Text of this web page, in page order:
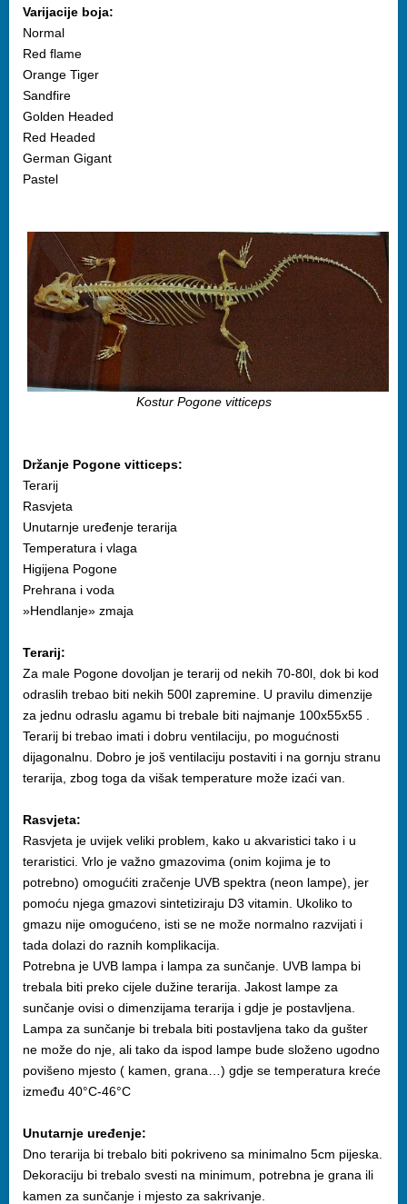
Varijacije boja:
Normal
Red flame
Orange Tiger
Sandfire
Golden Headed
Red Headed
German Gigant
Pastel
Kostur Pogone vitticeps
Držanje Pogone vitticeps:
Terarij
Rasvjeta
Unutarnje uređenje terarija
Temperatura i vlaga
Higijena Pogone
Prehrana i voda
»Hendlanje» zmaja
Terarij:
Za male Pogone dovoljan je terarij od nekih 70-80l, dok bi kod
odraslih trebao biti nekih 500l zapremine. U pravilu dimenzije
za jednu odraslu agamu bi trebale biti najmanje 100x55x55 .
Terarij bi trebao imati i dobru ventilaciju, po mogućnosti
dijagonalnu. Dobro je još ventilaciju postaviti i na gornju stranu
terarija, zbog toga da višak temperature može izaći van.
Rasvjeta:
Rasvjeta je uvijek veliki problem, kako u akvaristici tako i u
teraristici. Vrlo je važno gmazovima (onim kojima je to
potrebno) omogućiti zračenje UVB spektra (neon lampe), jer
pomoću njega gmazovi sintetiziraju D3 vitamin. Ukoliko to
gmazu nije omogućeno, isti se ne može normalno razvijati i
tada dolazi do raznih komplikacija.
Potrebna je UVB lampa i lampa za sunčanje. UVB lampa bi
trebala biti preko cijele dužine terarija. Jakost lampe za
sunčanje ovisi o dimenzijama terarija i gdje je postavljena.
Lampa za sunčanje bi trebala biti postavljena tako da gušter
ne može do nje, ali tako da ispod lampe bude složeno ugodno
povišeno mjesto ( kamen, grana…) gdje se temperatura kreće
između 40°C-46°C
Unutarnje uređenje:
Dno terarija bi trebalo biti pokriveno sa minimalno 5cm pijeska.
Dekoraciju bi trebalo svesti na minimum, potrebna je grana ili
kamen za sunčanje i mjesto za sakrivanje.